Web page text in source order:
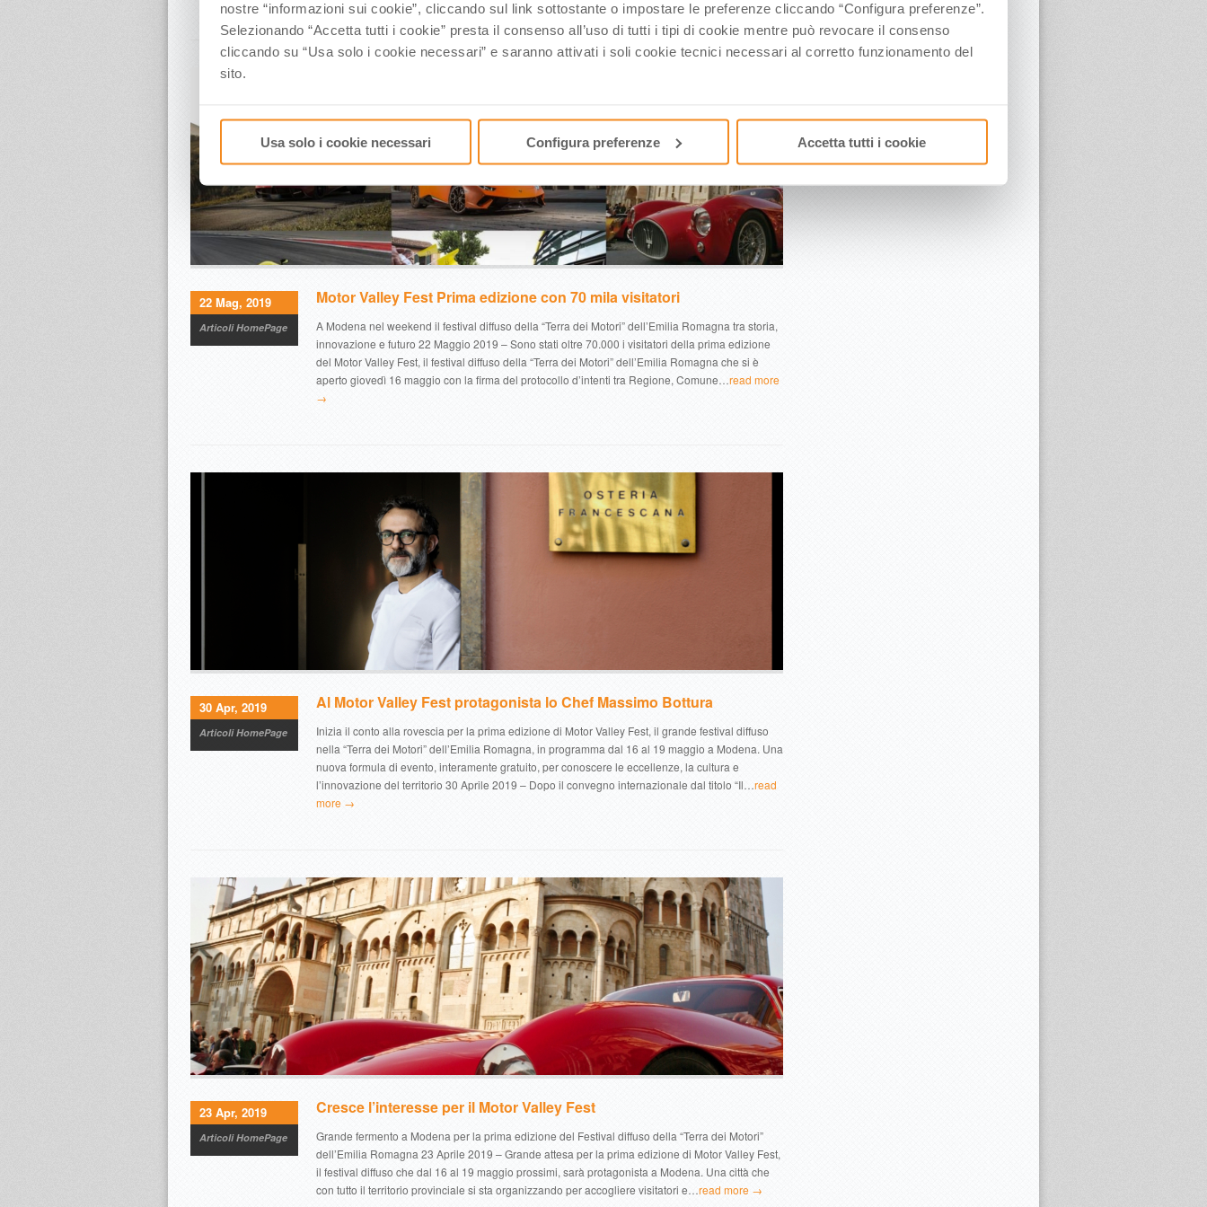
nostre “informazioni sui cookie”, cliccando sul link sottostante o impostare le preferenze cliccando “Configura preferenze”.
Selezionando “Accetta tutti i cookie” presta il consenso all’uso di tutti i tipi di cookie mentre può revocare il consenso
cliccando su “Usa solo i cookie necessari” e saranno attivati i soli cookie tecnici necessari al corretto funzionamento del
sito.
Usa solo i cookie necessari Configura preferenze Accetta tutti i cookie
Motor Valley Fest Prima edizione con 70 mila visitatori
A Modena nel weekend il festival diffuso della “Terra dei Motori” dell’Emilia Romagna tra storia,
innovazione e futuro 22 Maggio 2019 – Sono stati oltre 70.000 i visitatori della prima edizione
del Motor Valley Fest, il festival diffuso della “Terra dei Motori” dell’Emilia Romagna che si è
aperto giovedì 16 maggio con la firma del protocollo d’intenti tra Regione, Comune… read more
→
22 Mag, 2019
Articoli HomePage
Al Motor Valley Fest protagonista lo Chef Massimo Bottura
Inizia il conto alla rovescia per la prima edizione di Motor Valley Fest, il grande festival diffuso
nella “Terra dei Motori” dell’Emilia Romagna, in programma dal 16 al 19 maggio a Modena. Una
nuova formula di evento, interamente gratuito, per conoscere le eccellenze, la cultura e
l’innovazione del territorio 30 Aprile 2019 – Dopo il convegno internazionale dal titolo “Il…read
more →
30 Apr, 2019
Articoli HomePage
Cresce l’interesse per il Motor Valley Fest
Grande fermento a Modena per la prima edizione del Festival diffuso della “Terra dei Motori”
dell’Emilia Romagna 23 Aprile 2019 – Grande attesa per la prima edizione di Motor Valley Fest,
il festival diffuso che dal 16 al 19 maggio prossimi, sarà protagonista a Modena. Una città che
con tutto il territorio provinciale si sta organizzando per accogliere visitatori e…read more →
23 Apr, 2019
Articoli HomePage